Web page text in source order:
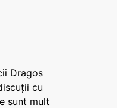
Dragos
cu
sunt mult